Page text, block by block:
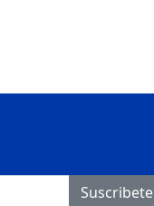
Suscribete